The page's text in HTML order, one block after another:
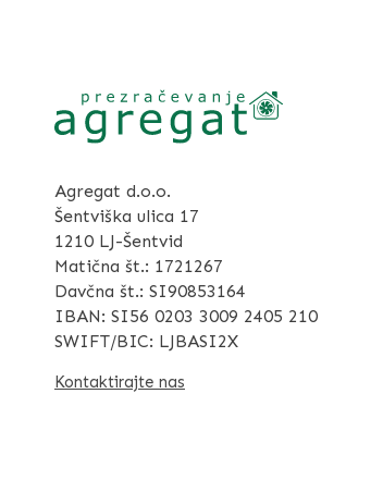
Agregat d.o.o.
Šentviška ulica 17
1210 LJ-Šentvid
Matična št.: 1721267
Davčna št.: SI90853164
IBAN: SI56 0203 3009 2405 210
SWIFT/BIC: LJBASI2X
Kontaktirajte nas